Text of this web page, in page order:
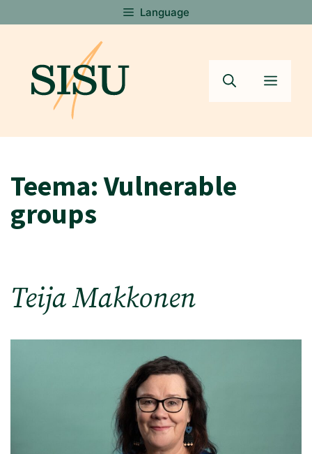
to
Language
Menu
Teema:Vulnerable
groups
Teija Makkonen